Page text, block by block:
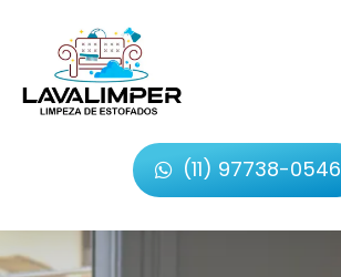
(11) 97738-0546